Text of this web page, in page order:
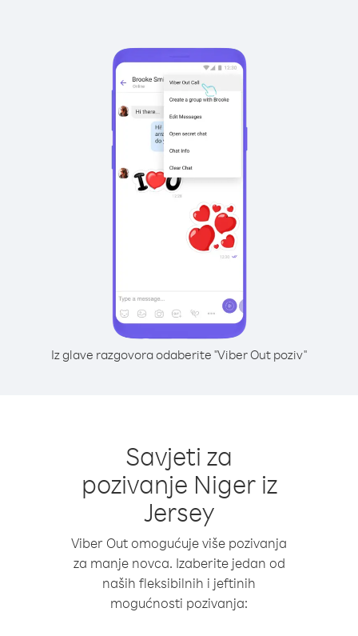
Iz glave razgovora odaberite "Viber Out poziv"
Savjeti za
pozivanje Niger iz
Jersey
Viber Out omogućuje više pozivanja
za manje novca. Izaberite jedan od
naših fleksibilnih i jeftinih
mogućnosti pozivanja: